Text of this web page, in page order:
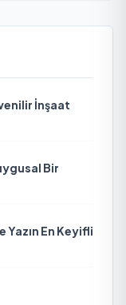
İnşaat
Bir
Yazın En Keyifli